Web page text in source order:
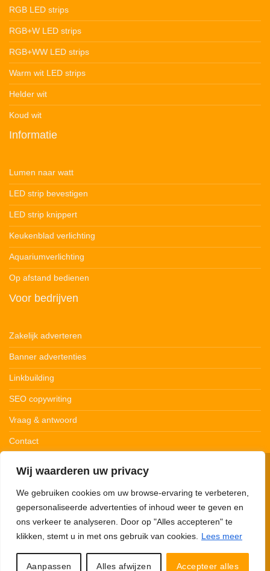
Wij waarderen uw privacy
We gebruiken cookies om uw browse-ervaring te verbeteren,
gepersonaliseerde advertenties of inhoud weer te geven en
ons verkeer te analyseren. Door op "Alles accepteren" te
klikken, stemt u in met ons gebruik van cookies.
Lees meer
Aanpassen Alles afwijzen Accepteer alles
RGB LED strips
RGB+W LED strips
RGB+WW LED strips
Warm wit LED strips
Helder wit
Koud wit
Informatie
Lumen naar watt
LED strip bevestigen
LED strip knippert
Keukenblad verlichting
Aquariumverlichting
Op afstand bedienen
Voor bedrijven
Zakelijk adverteren
Banner advertenties
Linkbuilding
SEO copywriting
Vraag & antwoord
Contact
Privacybeleid Cookiebeleid Disclaimer
123Ledstrips.nl neemt deel aan advertentieprogramma’s om commissie te